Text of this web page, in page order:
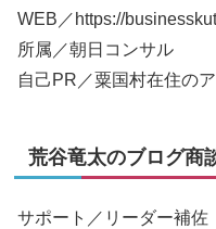
WEB／https://
所属／朝日コンサル
自己PR／粟国村在住の
荒谷竜太のブログ商
サポート／リーダー補佐